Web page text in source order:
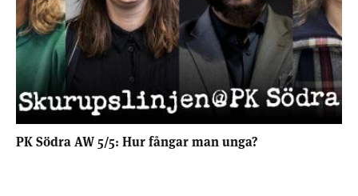
PK Södra AW 5/5: Hur fångar man unga?